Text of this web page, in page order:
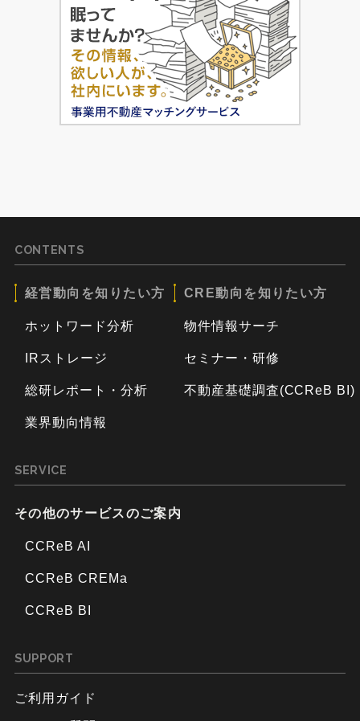
CONTENTS
経営動向を知りたい方
ホットワード分析
IRストレージ
総研レポート・分析
業界動向情報
CRE動向を知りたい方
物件情報サーチ
セミナー・研修
不動産基礎調査(CCReB BI)
SERVICE
その他のサービスのご案内
CCReB AI
CCReB CREMa
CCReB BI
SUPPORT
ご利用ガイド